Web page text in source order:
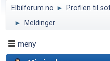
Elbilforum.no ► Profilen til
►
Meldinger
meny